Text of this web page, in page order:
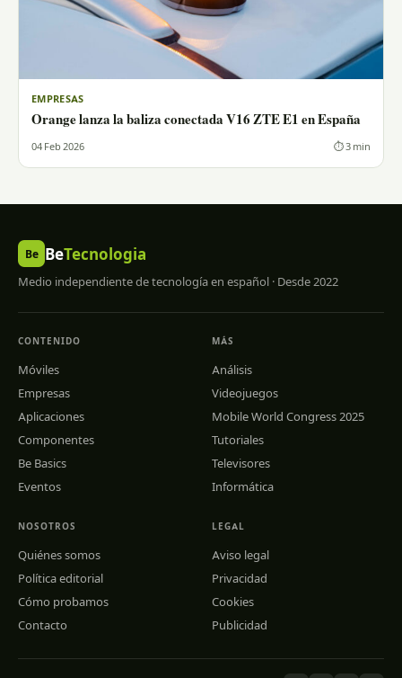
EMPRESAS
Orange lanza la baliza conectada V16 ZTE E1 en España
04 Feb 2026 ⏱ 3 min
Be BeTecnologia
Medio independiente de tecnología en español · Desde 2022
CONTENIDO
Móviles
Empresas
Aplicaciones
Componentes
Be Basics
Eventos
MÁS
Análisis
Videojuegos
Mobile World Congress 2025
Tutoriales
Televisores
Informática
NOSOTROS
Quiénes somos
Política editorial
Cómo probamos
Contacto
LEGAL
Aviso legal
Privacidad
Cookies
Publicidad